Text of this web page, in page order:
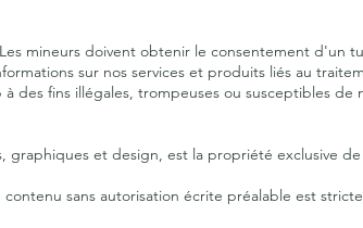
mineurs doivent obtenir le consentement d'un
sur nos services et produits liés au
des fins illégales, trompeuses ou susceptibles
et design, est la propriété exclusive
sans autorisation écrite préalable est